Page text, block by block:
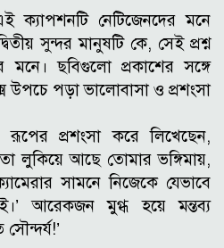
ক্যাপশনটি নেটিজেনদের মনে
সুন্দর মানুষটি কে, সেই প্রশ্ন
মনে। ছবিগুলো প্রকাশের সঙ্গে
উপচে পড়া ভালোবাসা ও প্রশংসা
প্রশংসা করে লিখেছেন,
লুকিয়ে আছে তোমার ভঙ্গিমায়,
সামনে নিজেকে যেভাবে
আরেকজন মুগ্ধ হয়ে মন্তব্য